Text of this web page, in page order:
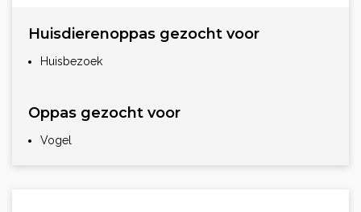
Huisdierenoppas gezocht voor
Huisbezoek
Oppas gezocht voor
Vogel